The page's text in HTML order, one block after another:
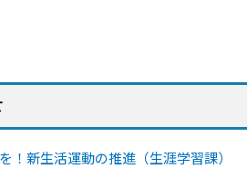
！新生活運動の推進（生涯学習課）